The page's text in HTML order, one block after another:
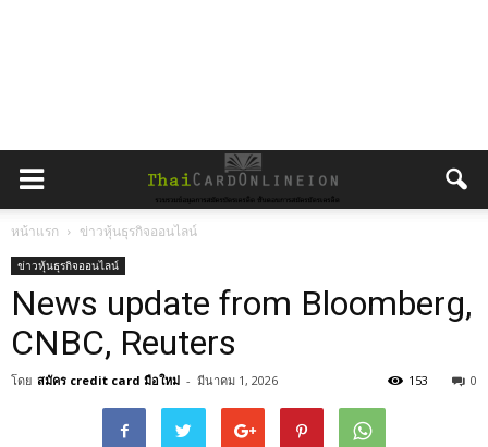
หน้าแรก ข่าวหุ้นธุรกิจออนไลน์
ข่าวหุ้นธุรกิจออนไลน์
News update from Bloomberg,
CNBC, Reuters
โดย สมัคร credit card มือใหม่ - มีนาคม 1, 2026 0
153